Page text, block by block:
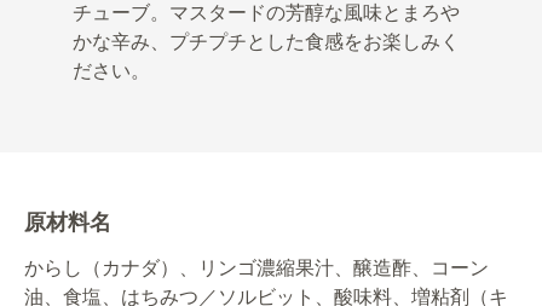
チューブ。マスタードの芳醇な風味とまろや
かな辛み、プチプチとした食感をお楽しみく
ださい。
原材料名
からし（カナダ）、リンゴ濃縮果汁、醸造酢、コーン
油、食塩、はちみつ／ソルビット、酸味料、増粘剤（キ